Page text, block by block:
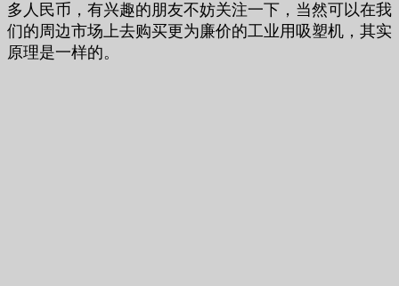
多人民币，有兴趣的朋友不妨关注一下，当然可以在我
们的周边市场上去购买更为廉价的工业用吸塑机，其实
原理是一样的。